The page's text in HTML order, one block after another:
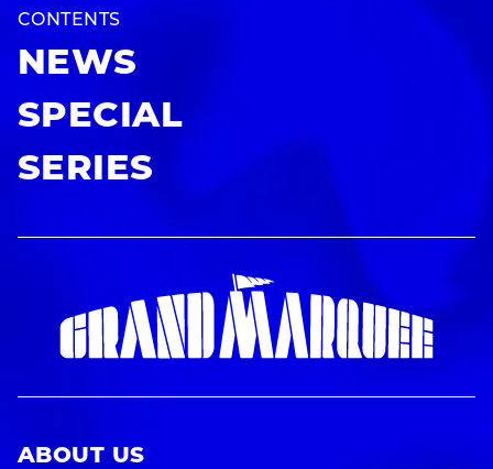
CONTENTS
NEWS
SPECIAL
SERIES
ABOUT US